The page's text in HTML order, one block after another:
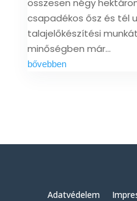
összesen négy
csapadékos ősz és tél
talajelőkészítési
minőségben már...
bővebben
Adatvédelem